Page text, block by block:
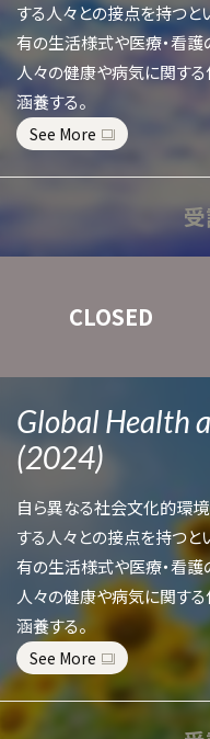
する人々との接点を持つと
有の生活様式や医療・看
人々の健康や病気に関す
涵養する。
See More
CLOSED
Global Health
(2024)
自ら異なる社会文化的環
する人々との接点を持つと
有の生活様式や医療・看
人々の健康や病気に関す
涵養する。
See More